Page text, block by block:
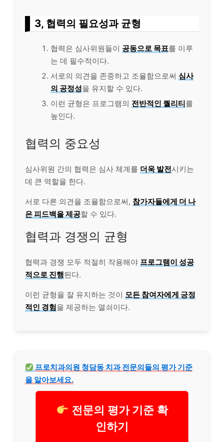
3, 협력의 필요성과 균형
협력은 심사위원들이 공동으로 목표를 이루
는 데 필수적이다.
서로의 의견을 존중하고 조율함으로써 심사
의 공정성을 유지할 수 있다.
이런 균형은 프로그램의 전반적인 퀄리티를
높인다.
협력의 중요성
심사위원 간의 협력은 심사 체계를 더욱 발전시키는
데 큰 역할을 한다.
서로 다른 의견을 조율함으로써, 참가자들에게 더 나
은 피드백을 제공할 수 있다.
협력과 경쟁의 균형
협력과 경쟁 모두 적절히 작용해야 프로그램이 성공
적으로 진행된다.
이런 균형을 잘 유지하는 것이 모든 참여자에게 긍정
적인 경험을 제공하는 열쇠이다.
프로치과의원 청담동 치과 전문의들의 평가 기준
을 알아보세요.
전문의 평가 기준 확
인하기